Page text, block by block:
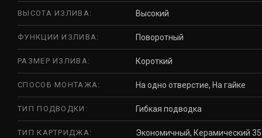
ВЫСОТА ИЗЛИВА: Высокий
ФУНКЦИИ ИЗЛИВА: Поворотный
РАЗМЕР ИЗЛИВА: Короткий
СПОСОБ МОНТАЖА: На одно отверстие, На гайке
ТИП ПОДВОДКИ: Гибкая подводка
ТИП КАРТРИДЖА: Экономичный, Керамический